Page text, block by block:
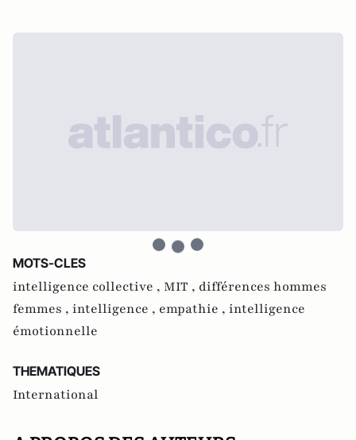
MOTS-CLES
intelligence collective , MIT , différences hommes
femmes , intelligence , empathie , intelligence
émotionnelle
THEMATIQUES
International